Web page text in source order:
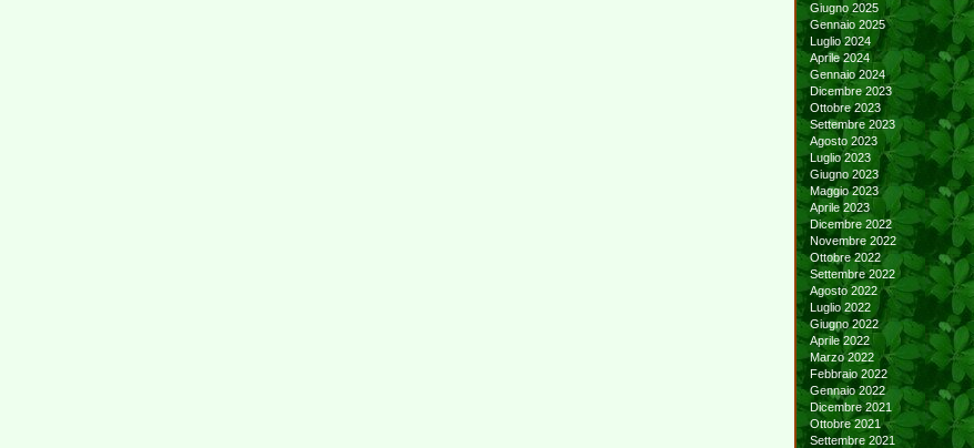
Giugno 2025
Gennaio 2025
Luglio 2024
Aprile 2024
Gennaio 2024
Dicembre 2023
Ottobre 2023
Settembre 2023
Agosto 2023
Luglio 2023
Giugno 2023
Maggio 2023
Aprile 2023
Dicembre 2022
Novembre 2022
Ottobre 2022
Settembre 2022
Agosto 2022
Luglio 2022
Giugno 2022
Aprile 2022
Marzo 2022
Febbraio 2022
Gennaio 2022
Dicembre 2021
Ottobre 2021
Settembre 2021